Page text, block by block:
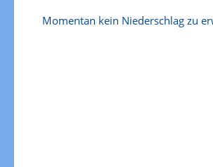
Momentan kein Niederschlag zu